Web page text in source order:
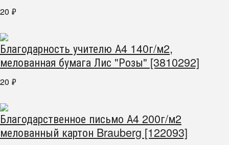
20 ₽
Благодарность учителю А4 140г/м2,
мелованная бумага Лис "Розы" [3810292]
20 ₽
Благодарственное письмо А4 200г/м2
мелованный картон Brauberg [122093]